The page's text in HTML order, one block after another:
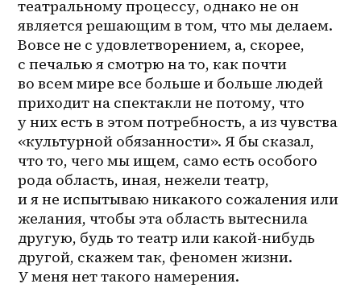
театральному процессу, однако не он
является решающим в том, что мы делаем.
Вовсе не с удовлетворением, а, скорее,
с печалью я смотрю на то, как почти
во всем мире все больше и больше людей
приходит на спектакли не потому, что
у них есть в этом потребность, а из чувства
«культурной обязанности». Я бы сказал,
что то, чего мы ищем, само есть особого
рода область, иная, нежели театр,
и я не испытываю никакого сожаления или
желания, чтобы эта область вытеснила
другую, будь то театр или какой-нибудь
другой, скажем так, феномен жизни.
У меня нет такого намерения.